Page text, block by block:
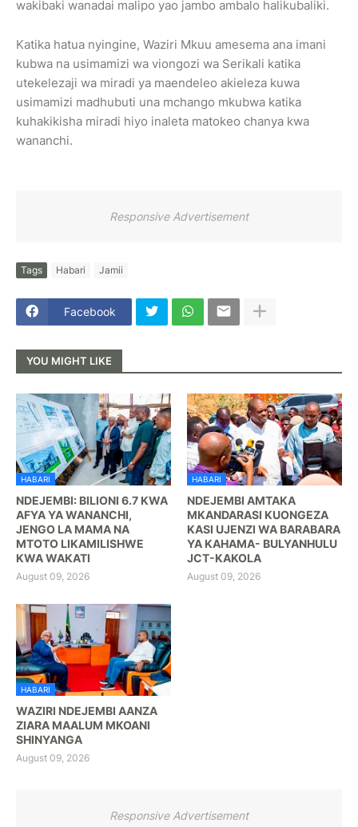
wakibaki wanadai malipo yao jambo ambalo halikubaliki.
Katika hatua nyingine, Waziri Mkuu amesema ana imani
kubwa na usimamizi wa viongozi wa Serikali katika
utekelezaji wa miradi ya maendeleo akieleza kuwa
usimamizi madhubuti una mchango mkubwa katika
kuhakikisha miradi hiyo inaleta matokeo chanya kwa
wananchi.
Responsive Advertisement
Tags Habari Jamii
Facebook
YOU MIGHT LIKE
HABARI
NDEJEMBI: BILIONI 6.7 KWA
AFYA YA WANANCHI,
JENGO LA MAMA NA
MTOTO LIKAMILISHWE
KWA WAKATI
August 09, 2026
HABARI
NDEJEMBI AMTAKA
MKANDARASI KUONGEZA
KASI UJENZI WA BARABARA
YA KAHAMA- BULYANHULU
JCT-KAKOLA
August 09, 2026
HABARI
WAZIRI NDEJEMBI AANZA
ZIARA MAALUM MKOANI
SHINYANGA
August 09, 2026
Responsive Advertisement